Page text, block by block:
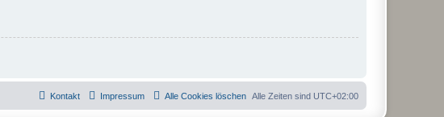
Alle Zeiten sind UTC+02:00
Alle Cookies löschen
Impressum
Kontakt